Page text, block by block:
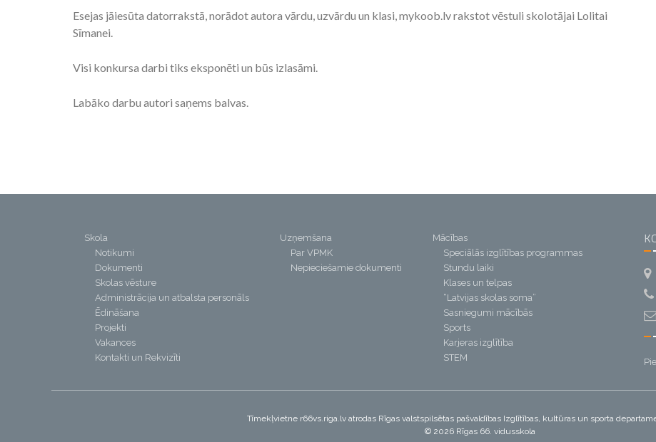
Esejas jāiesūta datorrakstā, norādot autora vārdu, uzvārdu un klasi, mykoob.lv rakstot vēstuli skolotājai Lolitai
Sīmanei.
Visi konkursa darbi tiks eksponēti un būs izlasāmi.
Labāko darbu autori saņems balvas.
Skola
Notikumi
Dokumenti
Skolas vēsture
Administrācija un atbalsta personāls
Ēdināšana
Projekti
Vakances
Kontakti un Rekvizīti
Uzņemšana
Par VPMK
Nepieciešamie dokumenti
Mācības
Speciālās izglītības programmas
Stundu laiki
Klases un telpas
“Latvijas skolas soma”
Sasniegumi mācībās
Sports
Karjeras izglītība
STEM
Tīmekļvietne r66vs.riga.lv atrodas Rīgas valstspilsētas pašvaldības Izglītības, kultūras un sporta
© 2026 Rīgas 66. vidusskola